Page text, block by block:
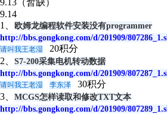
9.13（暂缺）
9.14
1、
欧姆龙编程软件安装没有programmer
http://bbs.gongkong.com/d/201909/
请叫我王老湿
20积分
2、 S7-200采集电机转动数据
http://bbs.gongkong.com/d/201909/
请叫我王老湿 李东泽
30积分
3、 MCGS怎样读取和修改TXT文本
http://bbs.gongkong.com/d/201909/